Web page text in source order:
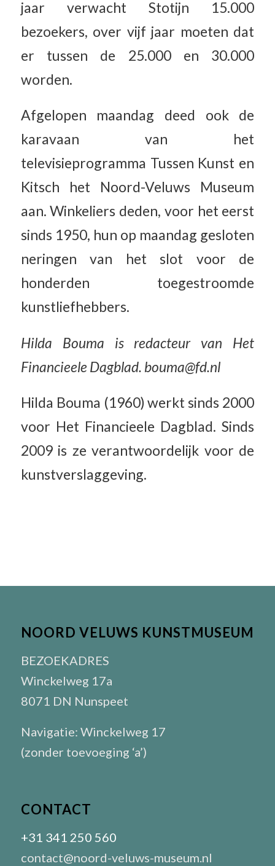
jaar verwacht Stotijn 15.000
bezoekers, over vijf jaar moeten dat
er tussen de 25.000 en 30.000
worden.
Afgelopen maandag deed ook de
karavaan van het
televisieprogramma Tussen Kunst en
Kitsch het Noord-Veluws Museum
aan. Winkeliers deden, voor het eerst
sinds 1950, hun op maandag gesloten
neringen van het slot voor de
honderden toegestroomde
kunstliefhebbers.
Hilda Bouma is redacteur van Het
Financieele Dagblad. bouma@fd.nl
Hilda Bouma (1960) werkt sinds 2000
voor Het Financieele Dagblad. Sinds
2009 is ze verantwoordelijk voor de
kunstverslaggeving.
NOORD VELUWS KUNSTMUSEUM
BEZOEKADRES
Winckelweg 17a
8071 DN Nunspeet
Navigatie: Winckelweg 17
(zonder toevoeging ‘a’)
CONTACT
+31 341 250 560
contact@noord-veluws-museum.nl